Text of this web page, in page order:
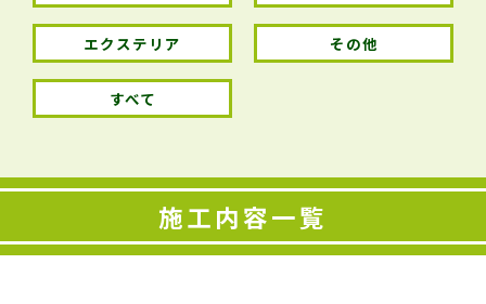
エクステリア その他
すべて
施工内容一覧